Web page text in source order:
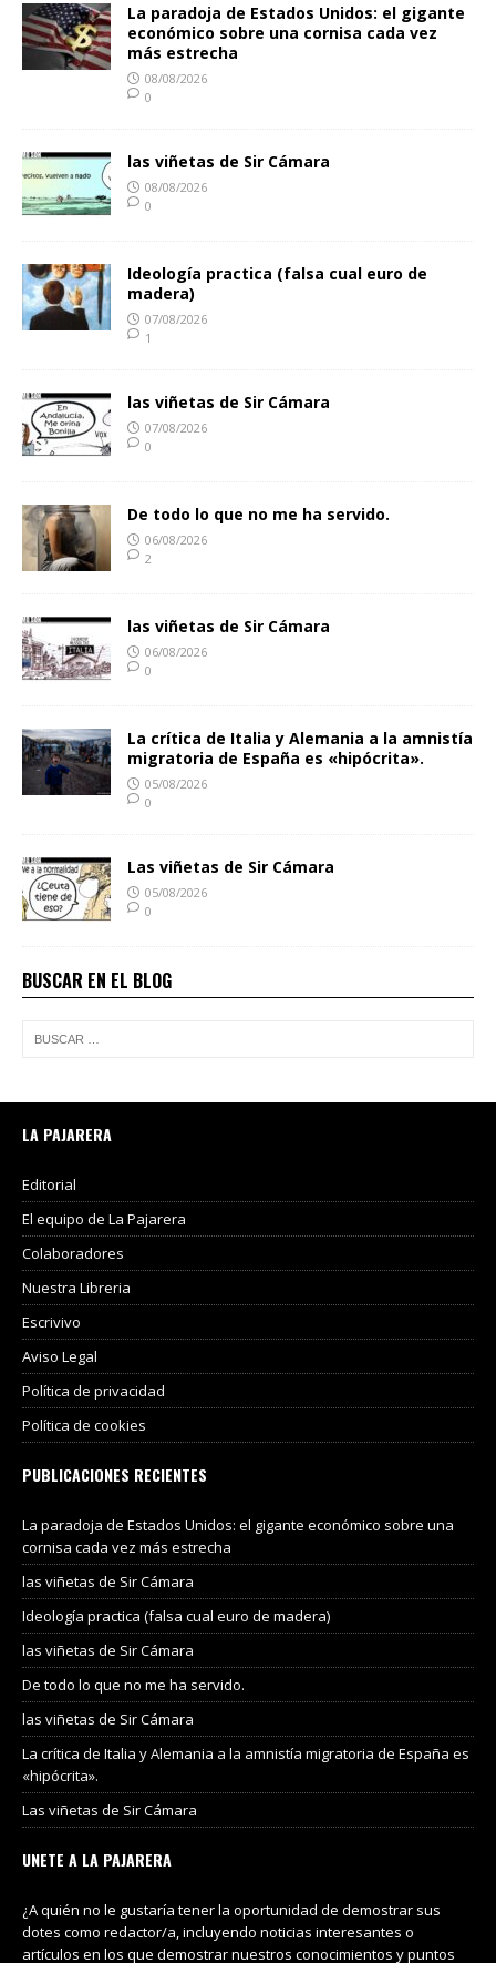
La paradoja de Estados Unidos: el gigante
económico sobre una cornisa cada vez
más estrecha
08/08/2026
0
las viñetas de Sir Cámara
08/08/2026
0
Ideología practica (falsa cual euro de
madera)
07/08/2026
1
las viñetas de Sir Cámara
07/08/2026
0
De todo lo que no me ha servido.
06/08/2026
2
las viñetas de Sir Cámara
06/08/2026
0
La crítica de Italia y Alemania a la amnistía
migratoria de España es «hipócrita».
05/08/2026
0
Las viñetas de Sir Cámara
05/08/2026
0
BUSCAR EN EL BLOG
LA PAJARERA
Editorial
El equipo de La Pajarera
Colaboradores
Nuestra Libreria
Escrivivo
Aviso Legal
Política de privacidad
Política de cookies
PUBLICACIONES RECIENTES
La paradoja de Estados Unidos: el gigante económico sobre una
cornisa cada vez más estrecha
las viñetas de Sir Cámara
Ideología practica (falsa cual euro de madera)
las viñetas de Sir Cámara
De todo lo que no me ha servido.
las viñetas de Sir Cámara
La crítica de Italia y Alemania a la amnistía migratoria de España es
«hipócrita».
Las viñetas de Sir Cámara
UNETE A LA PAJARERA
¿A quién no le gustaría tener la oportunidad de demostrar sus
dotes como redactor/a, incluyendo noticias interesantes o
artículos en los que demostrar nuestros conocimientos y puntos